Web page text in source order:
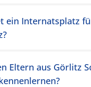
ein Internatsplatz
item
Eltern aus Görlitz
item